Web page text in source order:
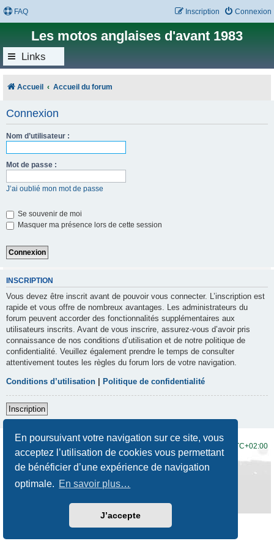
En poursuivant votre navigation sur ce site, vous
acceptez l’utilisation de cookies vous permettant
de bénéficier d’une expérience de navigation
optimale. En savoir plus…
J’accepte
FAQ Connexion
Inscription
Les motos anglaises d'avant 1983
Links
Accueil Accueil du forum
Connexion
Nom d’utilisateur :
Mot de passe :
J’ai oublié mon mot de passe
Se souvenir de moi
Masquer ma présence lors de cette session
INSCRIPTION
Vous devez être inscrit avant de pouvoir vous connecter. L’inscription est
rapide et vous offre de nombreux avantages. Les administrateurs du
forum peuvent accorder des fonctionnalités supplémentaires aux
utilisateurs inscrits. Avant de vous inscrire, assurez-vous d’avoir pris
connaissance de nos conditions d’utilisation et de notre politique de
confidentialité. Veuillez également prendre le temps de consulter
attentivement toutes les règles du forum lors de votre navigation.
Conditions d’utilisation Politique de confidentialité
Inscription
UTC+02:00
Développé par phpBB® Forum Software © phpBB Limited
Traduction française officielle
Prosilver New Edition
Confidentialité|Conditions